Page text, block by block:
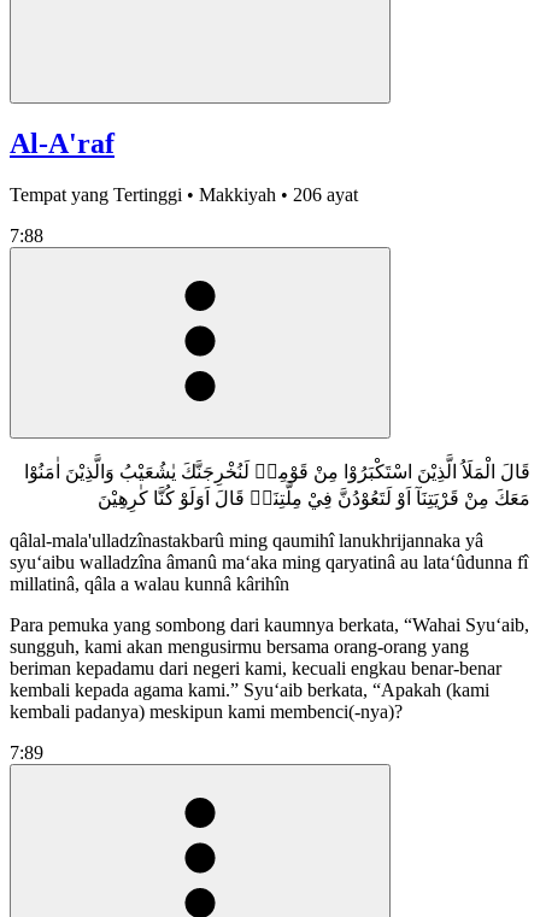
Al-A'raf
Tempat yang Tertinggi • Makkiyah • 206 ayat
7:88
قَالَ الْمَلَاُ الَّذِيْنَ اسْتَكْبَرُوْا مِنْ قَوْمِهٖ لَنُخْرِجَنَّكَ يٰشُعَيْبُ وَالَّذِيْنَ اٰمَنُوْا
مَعَكَ مِنْ قَرْيَتِنَآ اَوْ لَتَعُوْدُنَّ فِيْ مِلَّتِنَاۗ قَالَ اَوَلَوْ كُنَّا كٰرِهِيْنَ
qâlal-mala'ulladzînastakbarû ming qaumihî lanukhrijannaka yâ
syu‘aibu walladzîna âmanû ma‘aka ming qaryatinâ au lata‘ûdunna fî
millatinâ, qâla a walau kunnâ kârihîn
Para pemuka yang sombong dari kaumnya berkata, “Wahai Syuʻaib,
sungguh, kami akan mengusirmu bersama orang-orang yang
beriman kepadamu dari negeri kami, kecuali engkau benar-benar
kembali kepada agama kami.” Syuʻaib berkata, “Apakah (kami
kembali padanya) meskipun kami membenci(-nya)?
7:89